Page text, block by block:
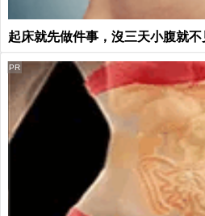
起床就先做件事，沒三天小腹就不
PR